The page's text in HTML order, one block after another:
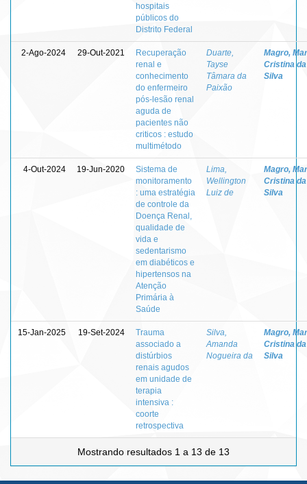
hospitais
públicos do
Distrito Federal
2-Ago-2024 29-Out-2021
Recuperação
renal e
conhecimento
do enfermeiro
pós-lesão renal
aguda de
pacientes não
criticos : estudo
multimétodo
Duarte,
Tayse
Tâmara da
Paixão
Magro,
Cristina da
Silva
4-Out-2024 19-Jun-2020
Sistema de
monitoramento
: uma estratégia
de controle da
Doença Renal,
qualidade de
vida e
sedentarismo
em diabéticos e
hipertensos na
Atenção
Primária à
Saúde
Lima,
Wellington
Luiz de
Magro,
Cristina da
Silva
15-Jan-2025 19-Set-2024
Trauma
associado a
distúrbios
renais agudos
em unidade de
terapia
intensiva :
coorte
retrospectiva
Silva,
Amanda
Nogueira da
Magro,
Cristina da
Silva
Mostrando resultados 1 a 13 de 13